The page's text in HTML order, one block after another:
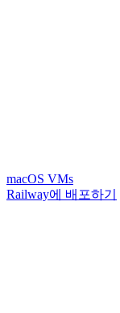
macOS VMs
Railway에 배포하기